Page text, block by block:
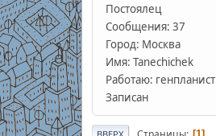
Постоялец
Сообщения: 37
Город: Москва
Имя: Tanechichek
Работаю: генпланист
Записан